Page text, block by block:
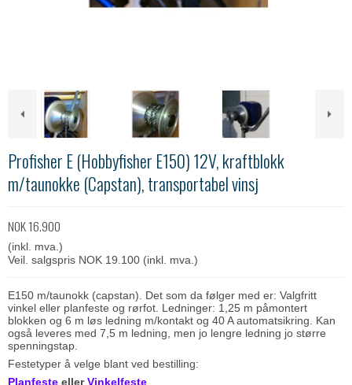
Profisher E (Hobbyfisher E150) 12V, kraftblokk
m/taunokke (Capstan), transportabel vinsj
NOK 16.900
(inkl. mva.)
Veil. salgspris NOK 19.100 (inkl. mva.)
E150 m/taunokk (capstan). Det som da følger med er: Valgfritt
vinkel eller planfeste og rørfot. Ledninger: 1,25 m påmontert
blokken og 6 m løs ledning m/kontakt og 40 A automatsikring. Kan
også leveres med 7,5 m ledning, men jo lengre ledning jo større
spenningstap.
Festetyper å velge blant ved bestilling:
Planfeste eller Vinkelfeste